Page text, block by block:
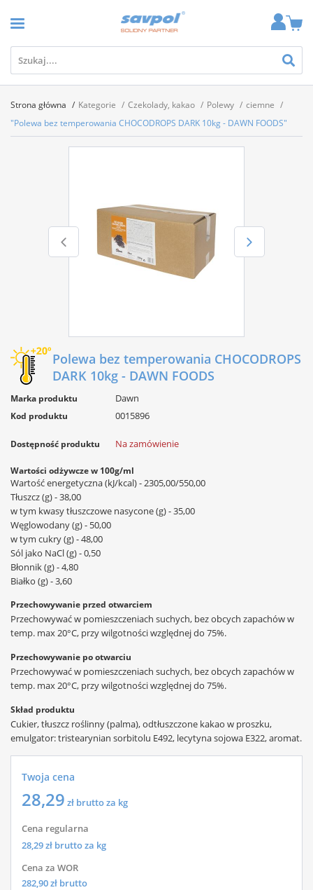
Strona główna Kategorie Czekolady, kakao Polewy
ciemne
"Polewa bez temperowania CHOCODROPS DARK 10kg - DAWN FOODS"
Polewa bez temperowania CHOCODROPS
DARK 10kg - DAWN FOODS
Marka produktu Dawn
Kod produktu 0015896
Dostępność produktu Na zamówienie
Wartości odżywcze w 100g/ml
Wartość energetyczna (kJ/kcal) - 2305,00/550,00
Tłuszcz (g) - 38,00
w tym kwasy tłuszczowe nasycone (g) - 35,00
Węglowodany (g) - 50,00
w tym cukry (g) - 48,00
Sól jako NaCl (g) - 0,50
Błonnik (g) - 4,80
Białko (g) - 3,60
Przechowywanie przed otwarciem
Przechowywać w pomieszczeniach suchych, bez obcych zapachów w
temp. max 20°C, przy wilgotności względnej do 75%.
Przechowywanie po otwarciu
Przechowywać w pomieszczeniach suchych, bez obcych zapachów w
temp. max 20°C, przy wilgotności względnej do 75%.
Skład produktu
Cukier, tłuszcz roślinny (palma), odtłuszczone kakao w proszku,
emulgator: tristearynian sorbitolu E492, lecytyna sojowa E322, aromat.
Twoja cena
28,29 zł brutto za kg
Cena regularna
28,29zł brutto za kg
Cena za WOR
282,90zł brutto